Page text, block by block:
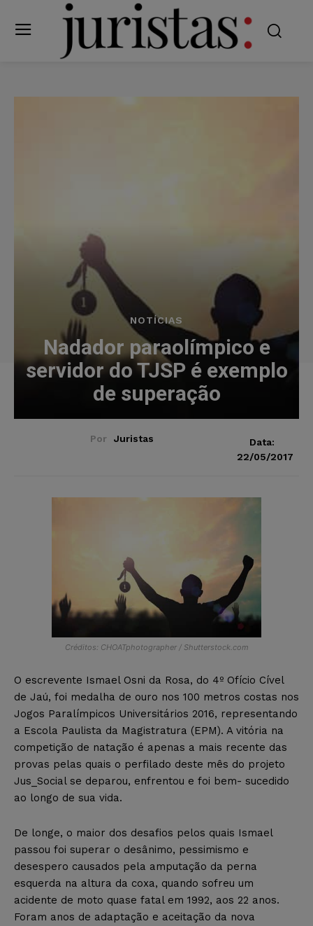
NOTÍCIAS
Nadador paraolímpico e
servidor do TJSP é exemplo
de superação
Por Juristas
Data:
22/05/2017
Créditos: CHOATphotographer / Shutterstock.com
O escrevente Ismael Osni da Rosa, do 4º Ofício Cível
de Jaú, foi medalha de ouro nos 100 metros costas nos
Jogos Paralímpicos Universitários 2016, representando
a Escola Paulista da Magistratura (EPM). A vitória na
competição de natação é apenas a mais recente das
provas pelas quais o perfilado deste mês do projeto
Jus_Social se deparou, enfrentou e foi bem- sucedido
ao longo de sua vida.
De longe, o maior dos desafios pelos quais Ismael
passou foi superar o desânimo, pessimismo e
desespero causados pela amputação da perna
esquerda na altura da coxa, quando sofreu um
acidente de moto quase fatal em 1992, aos 22 anos.
Foram anos de adaptação e aceitação da nova